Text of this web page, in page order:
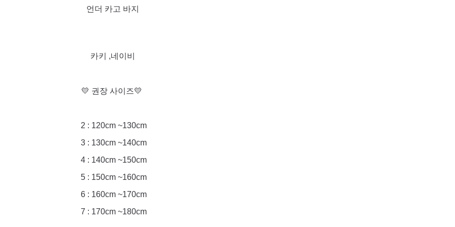
언더 카고 바지
카키 ,네이비
💛 권장 사이즈💛
2 : 120cm ~130cm
3 : 130cm ~140cm
4 : 140cm ~150cm
5 : 150cm ~160cm
6 : 160cm ~170cm
7 : 170cm ~180cm